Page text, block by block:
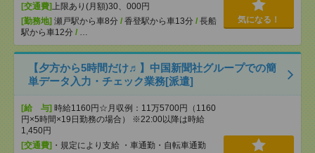
[交通費]上限あり(月額)30、000円
[勤務地] 瀬戸駅から車8分 / 香登駅から車13分 / 長船
駅から車12分 / …
気になる！
【夕方から5時間だけ♬】中国新聞社グループでの簡
単データ入力・チェック業務[派遣]
[給 与] 時給1160円☆月収例：11万5700円（1160
円×5時間×19日勤務の場合） ※22:00以降は時給
1,450円
[交通費] ・規定により支給 ・車通勤・自転車通勤